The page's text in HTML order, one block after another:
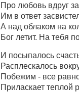
Про любовь вдруг
Им в ответ
А над облаком на
Бог летит. На тебя
И посыпалось
Расплескалось
Побежим - все
Приласкает теплой